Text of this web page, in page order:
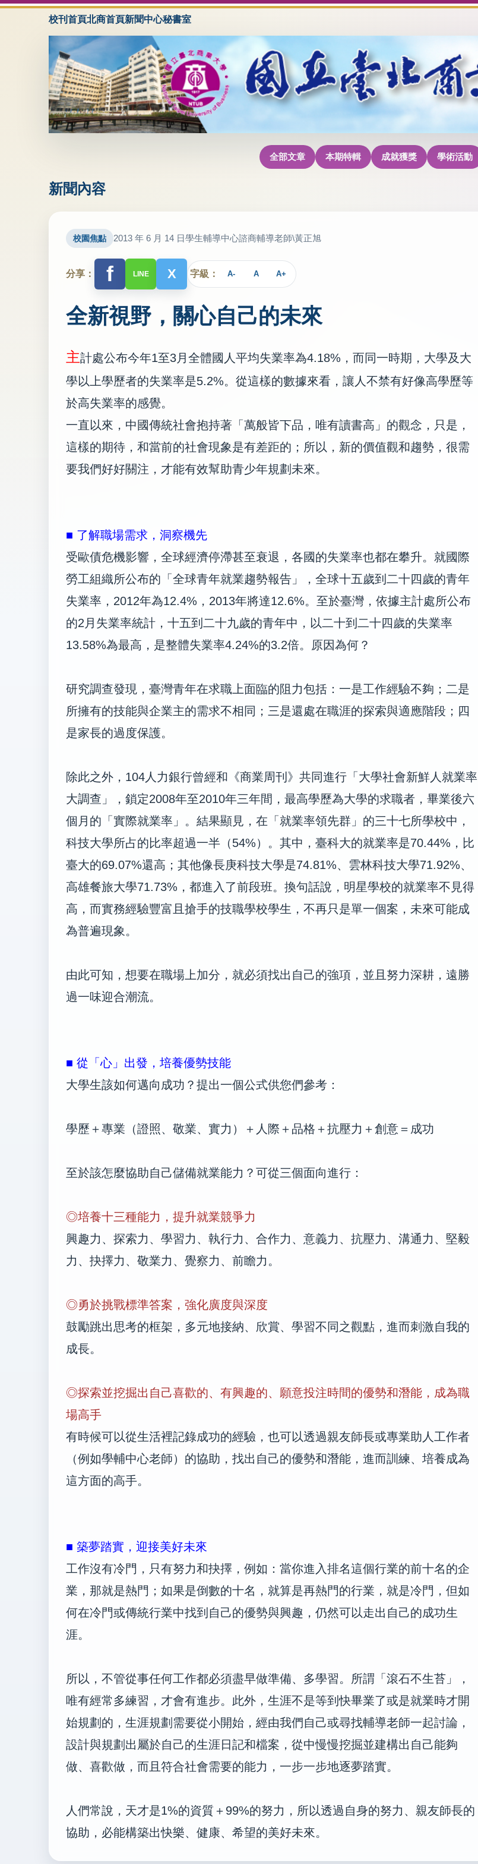
校刊首頁北商首頁新聞中心秘書室
全部文章 本期特輯 成就獲獎 學術活動
新聞內容
校園焦點 2013 年 6 月 14 日學生輔導中心諮商輔導老師\黃正旭
分享： f LINE X 字級： A- A A+
全新視野，關心自己的未來
主計處公布今年1至3月全體國人平均失業率為4.18%，而同一時期，大學及大
學以上學歷者的失業率是5.2%。從這樣的數據來看，讓人不禁有好像高學歷等
於高失業率的感覺。
一直以來，中國傳統社會抱持著「萬般皆下品，唯有讀書高」的觀念，只是，
這樣的期待，和當前的社會現象是有差距的；所以，新的價值觀和趨勢，很需
要我們好好關注，才能有效幫助青少年規劃未來。
■ 了解職場需求，洞察機先
受歐債危機影響，全球經濟停滯甚至衰退，各國的失業率也都在攀升。就國際
勞工組織所公布的「全球青年就業趨勢報告」，全球十五歲到二十四歲的青年
失業率，2012年為12.4%，2013年將達12.6%。至於臺灣，依據主計處所公布
的2月失業率統計，十五到二十九歲的青年中，以二十到二十四歲的失業率
13.58%為最高，是整體失業率4.24%的3.2倍。原因為何？
研究調查發現，臺灣青年在求職上面臨的阻力包括：一是工作經驗不夠；二是
所擁有的技能與企業主的需求不相同；三是還處在職涯的探索與適應階段；四
是家長的過度保護。
除此之外，104人力銀行曾經和《商業周刊》共同進行「大學社會新鮮人就業率
大調查」，鎖定2008年至2010年三年間，最高學歷為大學的求職者，畢業後六
個月的「實際就業率」。結果顯見，在「就業率領先群」的三十七所學校中，
科技大學所占的比率超過一半（54%）。其中，臺科大的就業率是70.44%，比
臺大的69.07%還高；其他像長庚科技大學是74.81%、雲林科技大學71.92%、
高雄餐旅大學71.73%，都進入了前段班。換句話說，明星學校的就業率不見得
高，而實務經驗豐富且搶手的技職學校學生，不再只是單一個案，未來可能成
為普遍現象。
由此可知，想要在職場上加分，就必須找出自己的強項，並且努力深耕，遠勝
過一味迎合潮流。
■ 從「心」出發，培養優勢技能
大學生該如何邁向成功？提出一個公式供您們參考：
學歷＋專業（證照、敬業、實力）＋人際＋品格＋抗壓力＋創意＝成功
至於該怎麼協助自己儲備就業能力？可從三個面向進行：
◎培養十三種能力，提升就業競爭力
興趣力、探索力、學習力、執行力、合作力、意義力、抗壓力、溝通力、堅毅
力、抉擇力、敬業力、覺察力、前瞻力。
◎勇於挑戰標準答案，強化廣度與深度
鼓勵跳出思考的框架，多元地接納、欣賞、學習不同之觀點，進而刺激自我的
成長。
◎探索並挖掘出自己喜歡的、有興趣的、願意投注時間的優勢和潛能，成為職
場高手
有時候可以從生活裡記錄成功的經驗，也可以透過親友師長或專業助人工作者
（例如學輔中心老師）的協助，找出自己的優勢和潛能，進而訓練、培養成為
這方面的高手。
■ 築夢踏實，迎接美好未來
工作沒有冷門，只有努力和抉擇，例如：當你進入排名這個行業的前十名的企
業，那就是熱門；如果是倒數的十名，就算是再熱門的行業，就是冷門，但如
何在冷門或傳統行業中找到自己的優勢與興趣，仍然可以走出自己的成功生
涯。
所以，不管從事任何工作都必須盡早做準備、多學習。所謂「滾石不生苔」，
唯有經常多練習，才會有進步。此外，生涯不是等到快畢業了或是就業時才開
始規劃的，生涯規劃需要從小開始，經由我們自己或尋找輔導老師一起討論，
設計與規劃出屬於自己的生涯日記和檔案，從中慢慢挖掘並建構出自己能夠
做、喜歡做，而且符合社會需要的能力，一步一步地逐夢踏實。
人們常說，天才是1%的資質＋99%的努力，所以透過自身的努力、親友師長的
協助，必能構築出快樂、健康、希望的美好未來。